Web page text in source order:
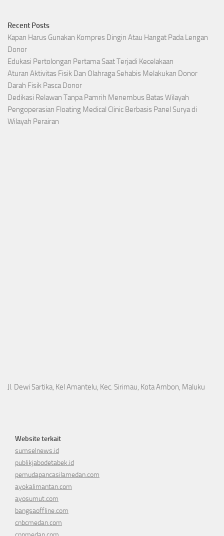
Recent Posts
Kapan Harus Gunakan Kompres Dingin Atau Hangat Pada Lengan
Donor
Edukasi Pertolongan Pertama Saat Terjadi Kecelakaan
Aturan Aktivitas Fisik Dan Olahraga Sehabis Melakukan Donor
Darah Fisik Pasca Donor
Dedikasi Relawan Tanpa Pamrih Menembus Batas Wilayah
Pengoperasian Floating Medical Clinic Berbasis Panel Surya di
Wilayah Perairan
Jl. Dewi Sartika, Kel Amantelu, Kec. Sirimau, Kota Ambon, Maluku
Website terkait
sumselnews.id
publikjabodetabek.id
pemudapancasilamedan.com
ayokalimantan.com
ayosumut.com
bangsaoffline.com
cnbcmedan.com